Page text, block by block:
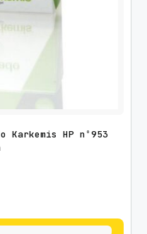
HP nº953